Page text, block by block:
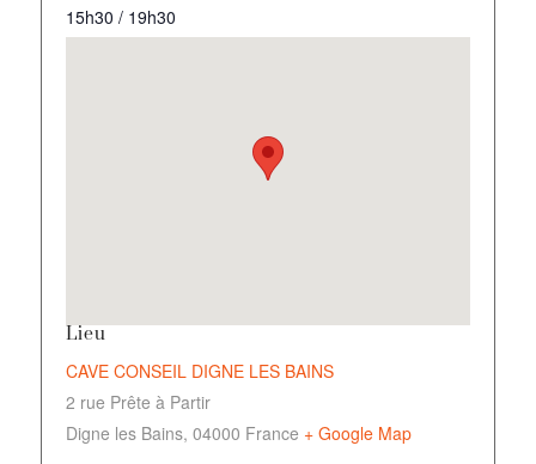
15h30 / 19h30
Lieu
CAVE CONSEIL DIGNE LES BAINS
2 rue Prête à Partir
Digne les Bains, 04000 France + Google Map